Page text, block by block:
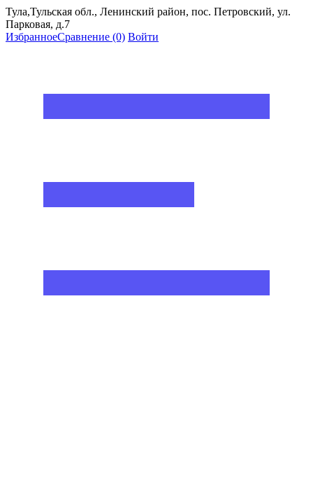
Тула,Тульская обл., Ленинский район, пос. Петровский, ул.
Парковая, д.7
ИзбранноеСравнение (0) Войти